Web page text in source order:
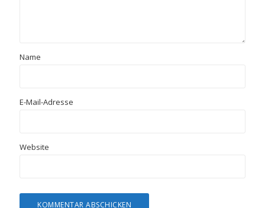
Name
E-Mail-Adresse
Website